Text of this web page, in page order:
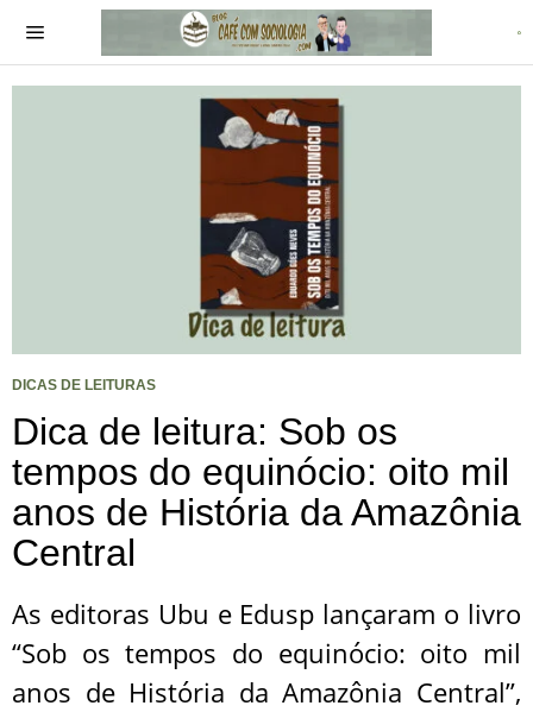
DICAS DE LEITURAS
Dica de leitura: Sob os
tempos do equinócio: oito mil
anos de História da Amazônia
Central
As editoras Ubu e Edusp lançaram o livro
“Sob os tempos do equinócio: oito mil
anos de História da Amazônia Central”,